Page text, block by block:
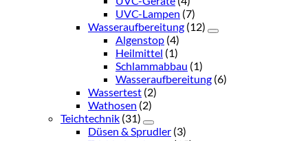
UVC-Lampen (7)
Wasseraufbereitung (12)
Algenstop (4)
Heilmittel (1)
Schlammabbau (1)
Wasseraufbereitung (6)
Wassertest (2)
Wathosen (2)
Teichtechnik (31)
Düsen & Sprudler (3)